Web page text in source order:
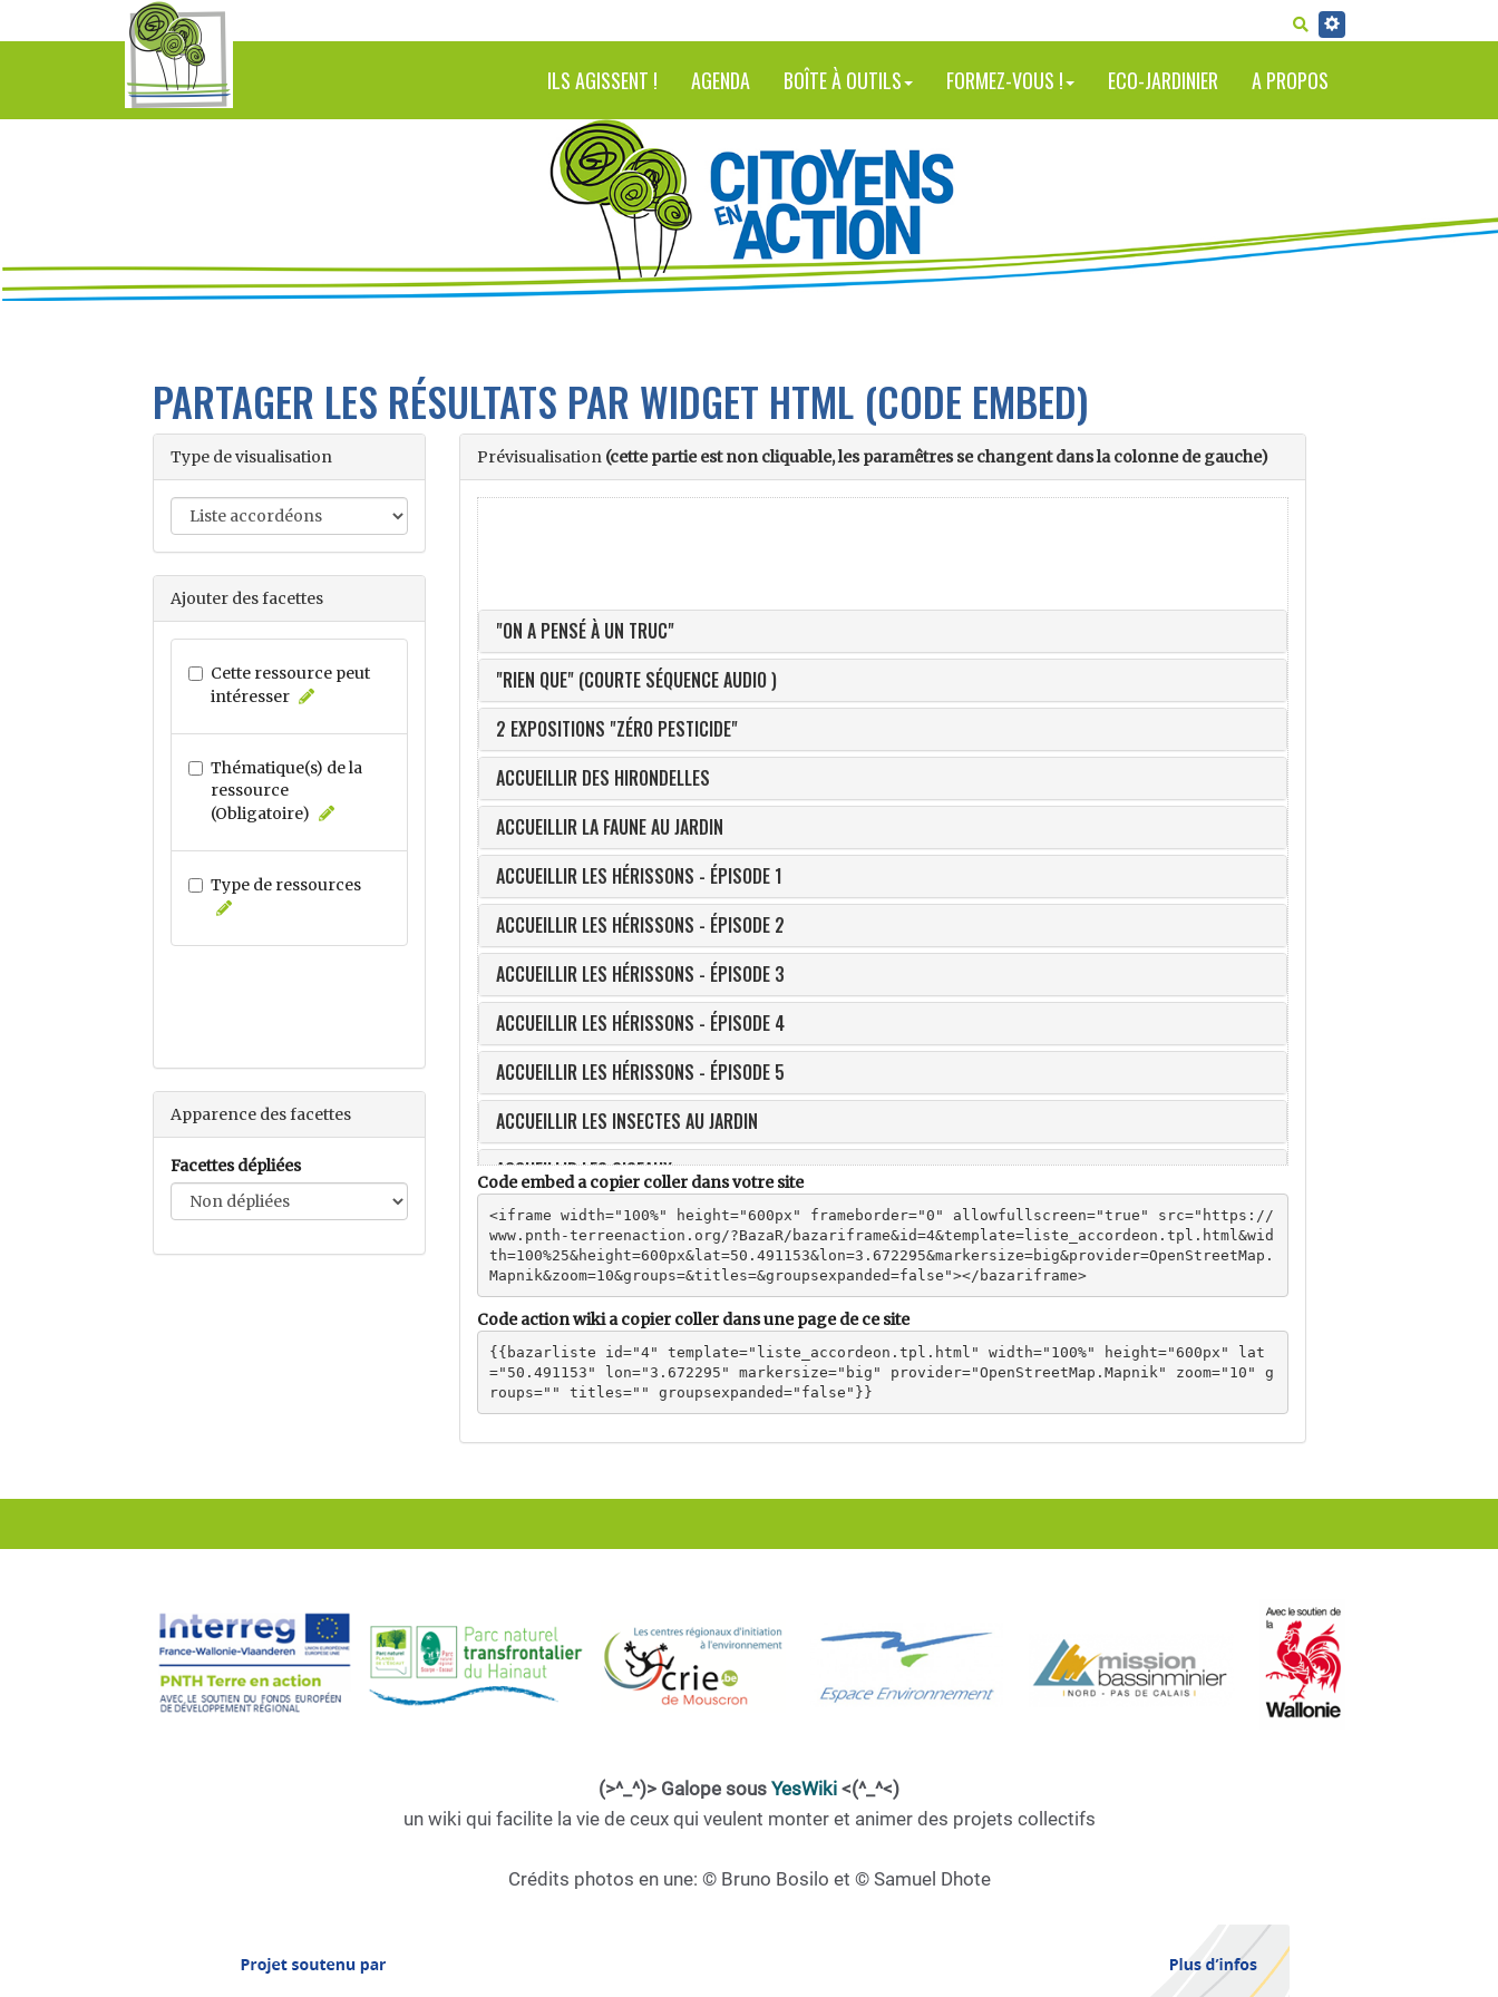
RECHERCHER
ILS AGISSENT ! AGENDA BOÎTE À OUTILS FORMEZ-VOUS ! ECO-JARDINIER A PROPOS
PARTAGER LES RÉSULTATS PAR WIDGET HTML (CODE EMBED)
Type de visualisation
Ajouter des facettes
Cette ressource peut
intéresser
Thématique(s) de la
ressource
(Obligatoire)
Type de ressources
Apparence des facettes
Facettes dépliées
Prévisualisation (cette partie est non cliquable, les paramêtres se changent dans la colonne de gauche)
Code embed a copier coller dans votre site
<iframe width="100%" height="600px" frameborder="0" allowfullscreen="true" src="https://
www.pnth-terreenaction.org/?BazaR/bazariframe&id=4&template=liste_accordeon.tpl.html&wid
th=100%25&height=600px&lat=50.491153&lon=3.672295&markersize=big&provider=OpenStreetMap.
Mapnik&zoom=10&groups=&titles=&groupsexpanded=false"></bazariframe>
Code action wiki a copier coller dans une page de ce site
{{bazarliste id="4" template="liste_accordeon.tpl.html" width="100%" height="600px" lat
="50.491153" lon="3.672295" markersize="big" provider="OpenStreetMap.Mapnik" zoom="10" g
roups="" titles="" groupsexpanded="false"}}